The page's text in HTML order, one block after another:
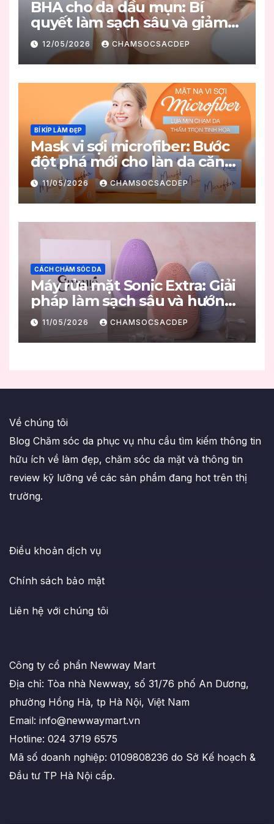
BHA cho da dầu mụn: Bí
quyết làm sạch sâu và giảm
mụn hiệu quả
12/05/2026 CHAMSOCSACDEP
BÍ KÍP LÀM ĐẸP
Mask vi sợi microfiber: Bước
đột phá mới cho làn da căng
mọng
11/05/2026 CHAMSOCSACDEP
CÁCH CHĂM SÓC DA
Máy rửa mặt Sonic Extra: Giải
pháp làm sạch sâu và hướng
dẫn sử dụng đúng chuẩn
11/05/2026 CHAMSOCSACDEP
Về chúng tôi
Blog Chăm sóc da phục vụ nhu cầu tìm kiếm thông tin
hữu ích về làm đẹp, chăm sóc da mặt và thông tin
review kỹ lưỡng về các sản phẩm đang hot trên thị
trường.
Điều khoản dịch vụ
Chính sách bảo mật
Liên hệ với chúng tôi
Công ty cổ phẩn Newway Mart
Địa chỉ: Tòa nhà Newway, số 31/76 phố An Dương,
phường Hồng Hà, tp Hà Nội, Việt Nam
Email: info@newwaymart.vn
Hotline: 024 3719 6575
Mã số doanh nghiệp: 0109808236 do Sở Kế hoạch &
Đầu tư TP Hà Nội cấp.